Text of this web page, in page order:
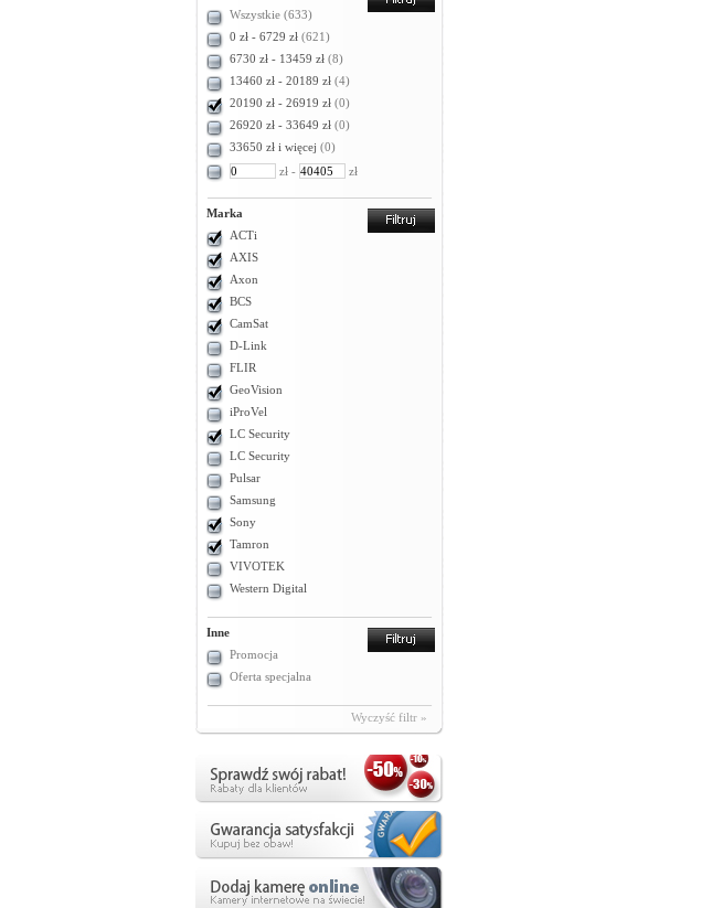
Wszystkie (633)
0 zł - 6729 zł (621)
6730 zł - 13459 zł (8)
13460 zł - 20189 zł (4)
20190 zł - 26919 zł (0)
26920 zł - 33649 zł (0)
33650 zł i więcej (0)
zł -
zł
Marka
ACTi
AXIS
Axon
BCS
CamSat
D-Link
FLIR
GeoVision
iProVel
LC Security
LC Security
Pulsar
Samsung
Sony
Tamron
VIVOTEK
Western Digital
Inne
Promocja
Oferta specjalna
Wyczyść filtr »